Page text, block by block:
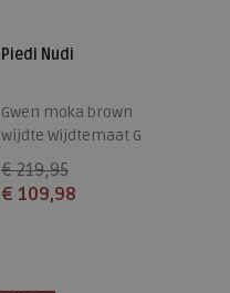
Piedi Nudi
Gwen moka brown
wijdte Wijdtemaat G
€ 219,95
€ 109,98